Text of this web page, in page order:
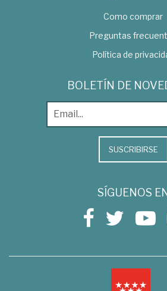
Como comprar
Preguntas
Política de
BOLETÍN DE
SUSCRIBIRSE
SÍGUENOS EN